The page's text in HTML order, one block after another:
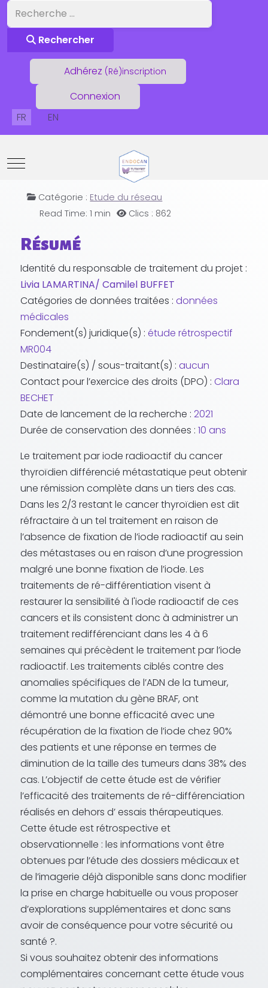
Rechercher
Rechercher
Adhérez (Ré)inscription
Connexion
Sélectionnez votre langue
FR EN
Mobile Menu Toggle
VIEREDIFF
Catégorie : Etude du réseau
Read Time: 1 min
Clics : 862
Résumé
Identité du responsable de traitement du projet :
Livia LAMARTINA/ Camilel BUFFET
Catégories de données traitées :données
médicales
Fondement(s) juridique(s) :étude rétrospectif
MR004
Destinataire(s) / sous-traitant(s) :aucun
Contact pour l’exercice des droits (DPO) :Clara
BECHET
Date de lancement de la recherche :2021
Durée de conservation des données :10 ans
Le traitement par iode radioactif du cancer
thyroïdien différencié métastatique peut obtenir
une rémission complète dans un tiers des cas.
Dans les 2/3 restant le cancer thyroïdien est dit
réfractaire à un tel traitement en raison de
l’absence de fixation de l’iode radioactif au sein
des métastases ou en raison d’une progression
malgré une bonne fixation de l’iode. Les
traitements de ré-différentiation visent à
restaurer la sensibilité à l'iode radioactif de ces
cancers et ils consistent donc à administrer un
traitement redifférenciant dans les 4 à 6
semaines qui précèdent le traitement par l’iode
radioactif. Les traitements ciblés contre des
anomalies spécifiques de l’ADN de la tumeur,
comme la mutation du gène BRAF, ont
démontré une bonne efficacité avec une
récupération de la fixation de l’iode chez 90%
des patients et une réponse en termes de
diminution de la taille des tumeurs dans 38% des
cas. L’objectif de cette étude est de vérifier
l’efficacité des traitements de ré-différenciation
réalisés en dehors d’ essais thérapeutiques.
Cette étude est rétrospective et
observationnelle : les informations vont être
obtenues par l’étude des dossiers médicaux et
de l’imagerie déjà disponible sans donc modifier
la prise en charge habituelle ou vous proposer
d’explorations supplémentaires et donc sans
avoir de conséquence pour votre sécurité ou
santé ?.
Si vous souhaitez obtenir des informations
complémentaires concernant cette étude vous